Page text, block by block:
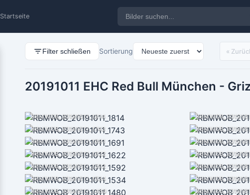
Startseite
Filter schließen Sortierung «
20191011 EHC Red Bull München -
RBMWOB_20191011_1814
RBMWOB_20191011_1743
RBMWOB_20191011_1691
RBMWOB_20191011_1622
RBMWOB_20191011_1592
RBMWOB_20191011_1534
RBMWOB_20191011_1480